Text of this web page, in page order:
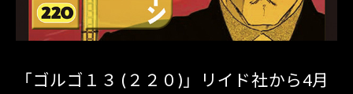
「ゴルゴ１３ (２２０)」リイド社から4月